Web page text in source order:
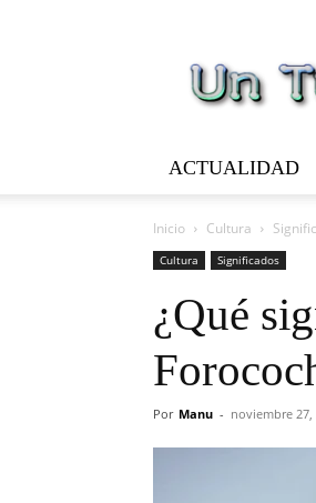
ACTUALIDAD
Inicio Cultura
Cultura Significados
¿Qué
Por Manu - noviembre 27,